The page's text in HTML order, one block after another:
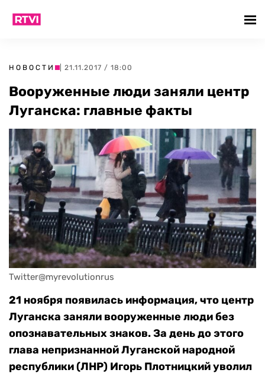
НОВОСТИ | 21.11.2017 / 18:00
Вооруженные люди заняли центр
Луганска: главные факты
Twitter@myrevolutionrus
21 ноября появилась информация, что центр
Луганска заняли вооруженные люди без
опознавательных знаков. За день до этого
глава непризнанной Луганской народной
республики (ЛНР) Игорь Плотницкий уволил